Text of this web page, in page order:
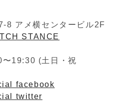
8 アメ横センタービル2F
STANCE
19:30 (土日・祝
facebook
twitter